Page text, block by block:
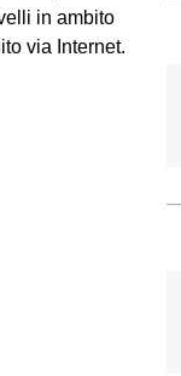
in ambito
via Internet.